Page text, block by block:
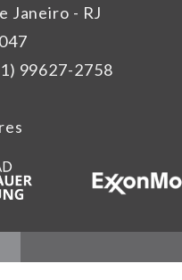
Janeiro - RJ
99627-2758